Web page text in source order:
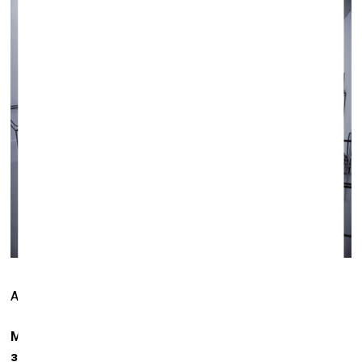
Анна Жёлудь. Кабинет
Мне кажется, что в таком случае мы можем
заменить «унавоживание» на археологический